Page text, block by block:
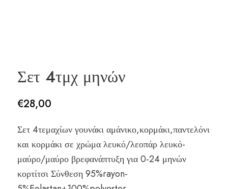
Σετ 4τμχ μηνών
€28,00
Σετ 4τεμαχίων γουνάκι αμάνικο,κορμάκι,παντελόνι
και κορμάκι σε χρώμα λευκό/λεοπάρ λευκό-
μαύρο/μαύρο βρεφανάπτυξη για 0-24 μηνών
κορτίτσι Σύνθεση 95%rayon-